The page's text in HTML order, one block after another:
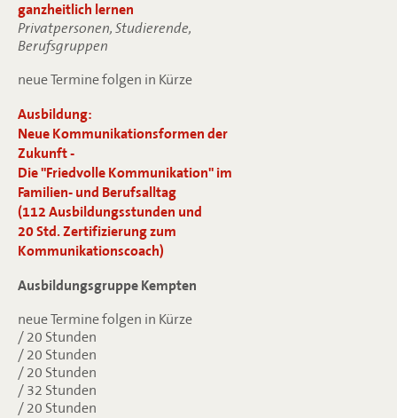
ganzheitlich lernen
Privatpersonen, Studierende,
Berufsgruppen
neue Termine folgen in Kürze
Ausbildung:
Neue Kommunikationsformen der
Zukunft -
Die "Friedvolle Kommunikation" im
Familien- und Berufsalltag
(112 Ausbildungsstunden und
20 Std. Zertifizierung zum
Kommunikationscoach)
Ausbildungsgruppe Kempten
neue Termine folgen in Kürze
/ 20 Stunden
/ 20 Stunden
/ 20 Stunden
/ 32 Stunden
/ 20 Stunden